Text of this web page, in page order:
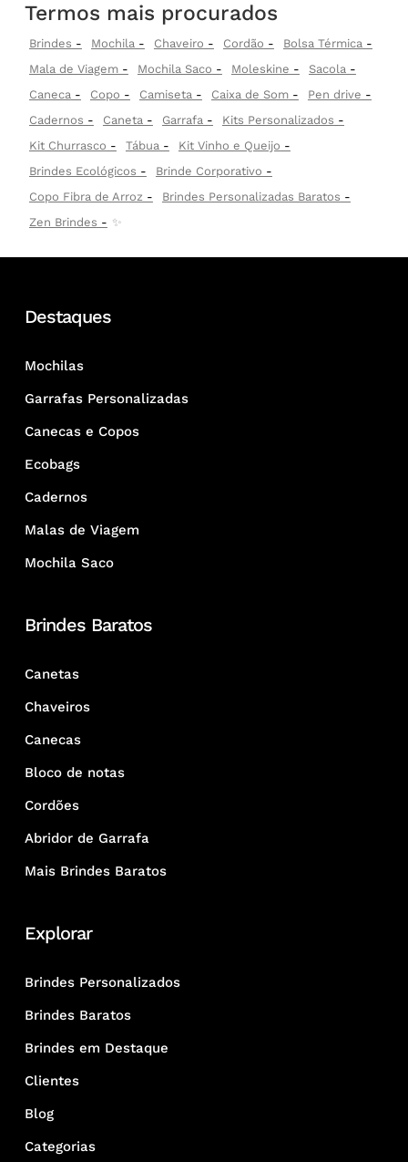
Termos mais procurados
Brindes Mochila Chaveiro Cordão
Bolsa Térmica
Mala de Viagem
Mochila Saco Moleskine
Sacola
Caneca
Copo Camiseta Caixa de Som
Pen drive
Cadernos
Caneta Garrafa
Kits Personalizados
Kit Churrasco
Tábua
Kit Vinho e Queijo
Brindes Ecológicos
Brinde Corporativo
Copo Fibra de Arroz
Brindes Personalizadas Baratos
Zen Brindes
✨
Destaques
Mochilas
Garrafas Personalizadas
Canecas e Copos
Ecobags
Cadernos
Malas de Viagem
Mochila Saco
Brindes Baratos
Canetas
Chaveiros
Canecas
Bloco de notas
Cordões
Abridor de Garrafa
Mais Brindes Baratos
Explorar
Brindes Personalizados
Brindes Baratos
Brindes em Destaque
Clientes
Blog
Categorias